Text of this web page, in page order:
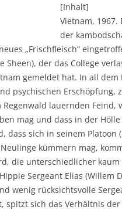
[Inhalt]
Vietnam,
der
„Frischfleisch“
Sheen), der das College
gemeldet hat. In all
psychischen Erschöpfung,
Regenwald lauernden
mag und dass in der
dass sich in seinem
kümmern mag,
die unterschiedlicher
Sergeant Elias (Willem
wenig rücksichtsvolle
spitzt sich das Verhältnis